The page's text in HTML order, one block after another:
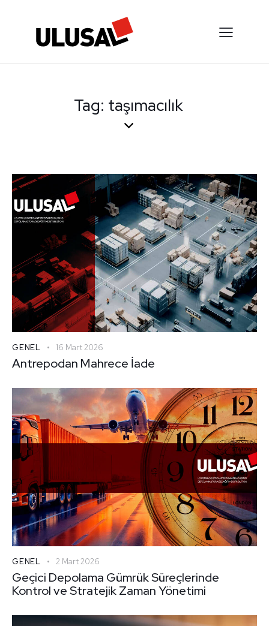
Tag: taşımacılık
GENEL 16 Mart 2026
Antrepodan Mahrece İade
GENEL 2 Mart 2026
Geçici Depolama Gümrük Süreçlerinde
Kontrol ve Stratejik Zaman Yönetimi